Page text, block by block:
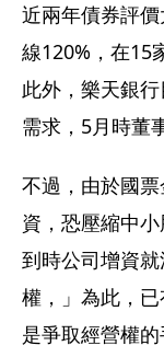
近兩年債券評
線120%，在15
此外，樂天銀
需求，5月時董
不過，由於國
資，恐壓縮中
到時公司增資
權，」為此，
是爭取經營權